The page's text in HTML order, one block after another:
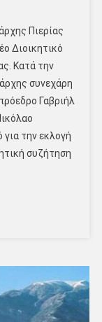
Πιερίας
Διοικητικό
Κατά την
συνεχάρη
Γαβριήλ
την εκλογή
συζήτηση